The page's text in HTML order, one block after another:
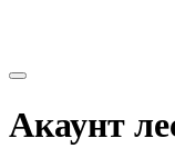
Акаунт